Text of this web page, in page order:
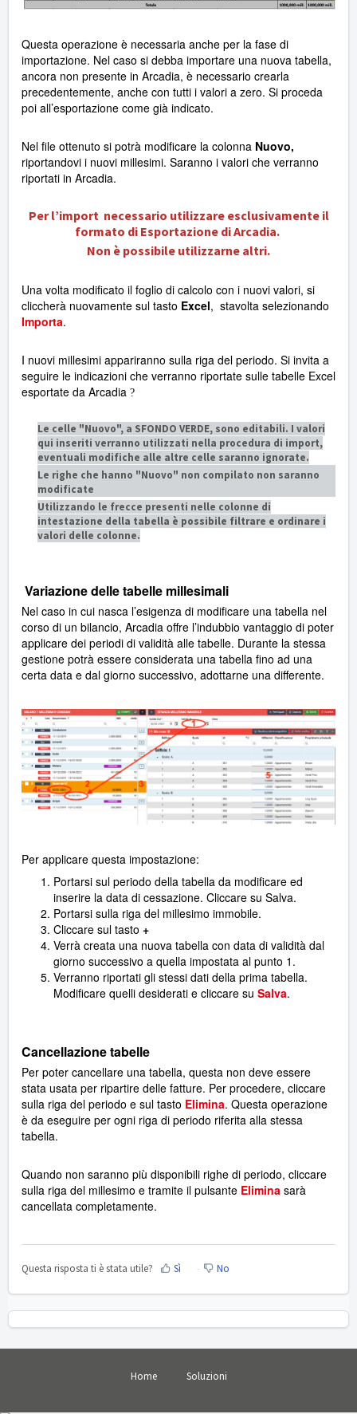
Questa operazione è necessaria anche per la fase di
importazione. Nel caso si debba importare una nuova tabella,
ancora non presente in Arcadia, è necessario crearla
precedentemente, anche con tutti i valori a zero. Si proceda
poi all’esportazione come già indicato.
Nel file ottenuto si potrà modificare la colonna Nuovo,
riportandovi i nuovi millesimi. Saranno i valori che verranno
riportati in Arcadia.
Per l’import necessario utilizzare esclusivamente il
formato di Esportazione di Arcadia.
Non è possibile utilizzarne altri.
Una volta modificato il foglio di calcolo con i nuovi valori, si
cliccherà nuovamente sul tasto Excel, stavolta selezionando
Importa.
I nuovi millesimi appariranno sulla riga del periodo. Si invita a
seguire le indicazioni che verranno riportate sulle tabelle Excel
esportate da Arcadia ?
Le celle "Nuovo", a SFONDO VERDE, sono editabili. I valori
qui inseriti verranno utilizzati nella procedura di import,
eventuali modifiche alle altre celle saranno ignorate.
Le righe che hanno "Nuovo" non compilato non saranno
modificate
Utilizzando le frecce presenti nelle colonne di
intestazione della tabella è possibile filtrare e ordinare i
valori delle colonne.
Variazione delle tabelle millesimali
Nel caso in cui nasca l’esigenza di modificare una tabella nel
corso di un bilancio, Arcadia offre l’indubbio vantaggio di poter
applicare dei periodi di validità alle tabelle. Durante la stessa
gestione potrà essere considerata una tabella fino ad una
certa data e dal giorno successivo, adottarne una differente.
Per applicare questa impostazione:
Portarsi sul periodo della tabella da modificare ed
inserire la data di cessazione. Cliccare su Salva.
Portarsi sulla riga del millesimo immobile.
Cliccare sul tasto +
Verrà creata una nuova tabella con data di validità dal
giorno successivo a quella impostata al punto 1.
Verranno riportati gli stessi dati della prima tabella.
Modificare quelli desiderati e cliccare su Salva.
Cancellazione tabelle
Per poter cancellare una tabella, questa non deve essere
stata usata per ripartire delle fatture. Per procedere, cliccare
sulla riga del periodo e sul tasto Elimina. Questa operazione
è da eseguire per ogni riga di periodo riferita alla stessa
tabella.
Quando non saranno più disponibili righe di periodo, cliccare
sulla riga del millesimo e tramite il pulsante Elimina sarà
cancellata completamente.
Questa risposta ti è stata utile? Sì No
Home Soluzioni